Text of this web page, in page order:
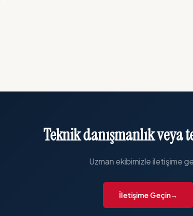
Teknik danışmanlık veya
Uzman ekibimizle iletişime
İletişime Geçin